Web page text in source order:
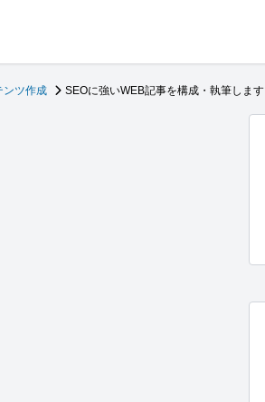
ンツ作成 SEOに強いWEB記事を構成・執筆します